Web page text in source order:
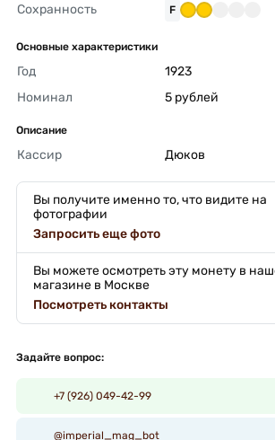
Сохранность F
Основные характеристики
Год
1923
Номинал
5 рублей
Описание
Кассир Дюков
Вы получите именно то, что видите на
фотографии
Запросить еще фото
Вы можете осмотреть эту монету в
магазине в Москве
Посмотреть контакты
Задайте вопрос:
+7 (926) 049-42-99
@imperial_mag_bot